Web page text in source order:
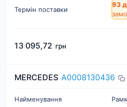
Термін поставки
93
13 095,72 грн
MERCEDES A0008130436
Найменування